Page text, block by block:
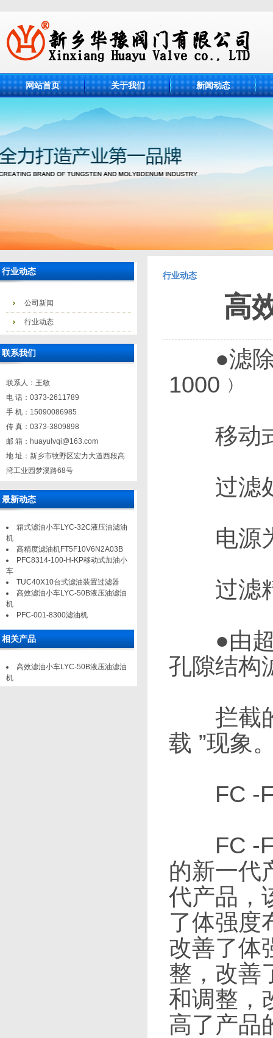
网站首页 关于我们 新闻动态
行业动态
公司新闻
行业动态
联系我们
联系人：王敏
电 话：0373-2611789
手 机：15090086985
传 真：0373-3809898
邮 箱：huayulvqi@163.com
地 址：新乡市牧野区宏力大道西段高
湾工业园梦溪路68号
最新动态
箱式滤油小车LYC-32C液压油滤油
机
高精度滤油机FT5F10V6N2A03B
PFC8314-100-H-KP移动式加油小
车
TUC40X10台式滤油装置过滤器
高效滤油小车LYC-50B液压油滤油
机
PFC-001-8300滤油机
相关产品
高效滤油小车LYC-50B液压油滤油
机
行业动态
高
●滤除
1000﹚
移动式
过滤处
电源为
过滤精
●由超
孔隙结构
拦截的
载 ”现象
FC -FB
FC -FB
的新一代
代产品，
了体强度
改善了体
整，改善
和调整，
高了产品